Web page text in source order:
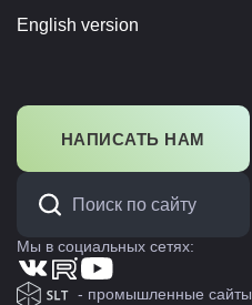
English version
НАПИСАТЬ НАМ
Мы в социальных сетях:
- промышленные сайты